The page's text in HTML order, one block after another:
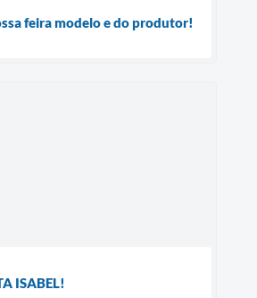
feira modelo e do produtor!
ISABEL!